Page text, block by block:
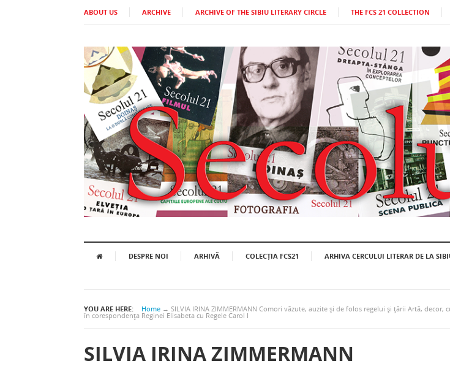
ABOUT US ARCHIVE ARCHIVE OF THE SIBIU LITERARY CIRCLE THE FCS 21 COLLECTION
DESPRE NOI ARHIVĂ COLECȚIA FCS21 ARHIVA CERCULUI LITERAR DE LA
YOU ARE HERE: Home → SILVIA IRINA ZIMMERMANN Comori văzute, auzite şi de folos regelui şi ţării Artă, decor,
în corespondenţa Reginei Elisabeta cu Regele Carol I
SILVIA IRINA ZIMMERMANN